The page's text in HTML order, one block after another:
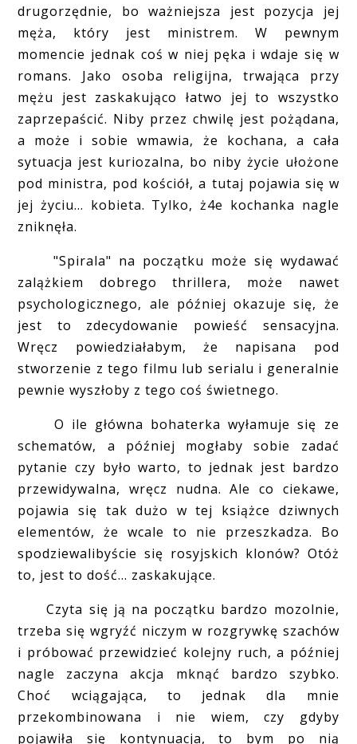
drugorzędnie, bo ważniejsza jest pozycja jej
męża, który jest ministrem. W pewnym
momencie jednak coś w niej pęka i wdaje się w
romans. Jako osoba religijna, trwająca przy
mężu jest zaskakująco łatwo jej to wszystko
zaprzepaścić. Niby przez chwilę jest pożądana,
a może i sobie wmawia, że kochana, a cała
sytuacja jest kuriozalna, bo niby życie ułożone
pod ministra, pod kościół, a tutaj pojawia się w
jej życiu... kobieta. Tylko, ż4e kochanka nagle
zniknęła.
"Spirala" na początku może się wydawać
zalążkiem dobrego thrillera, może nawet
psychologicznego, ale później okazuje się, że
jest to zdecydowanie powieść sensacyjna.
Wręcz powiedziałabym, że napisana pod
stworzenie z tego filmu lub serialu i generalnie
pewnie wyszłoby z tego coś świetnego.
O ile główna bohaterka wyłamuje się ze
schematów, a później mogłaby sobie zadać
pytanie czy było warto, to jednak jest bardzo
przewidywalna, wręcz nudna. Ale co ciekawe,
pojawia się tak dużo w tej książce dziwnych
elementów, że wcale to nie przeszkadza. Bo
spodziewalibyście się rosyjskich klonów? Otóż
to, jest to dość... zaskakujące.
Czyta się ją na początku bardzo mozolnie,
trzeba się wgryźć niczym w rozgrywkę szachów
i próbować przewidzieć kolejny ruch, a później
nagle zaczyna akcja mknąć bardzo szybko.
Choć wciągająca, to jednak dla mnie
przekombinowana i nie wiem, czy gdyby
pojawiła się kontynuacja, to bym po nią